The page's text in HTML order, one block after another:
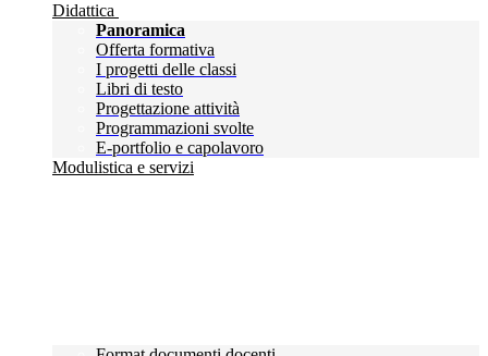
Didattica
Panoramica
Offerta formativa
I progetti delle classi
Libri di testo
Progettazione attività
Programmazioni svolte
E-portfolio e capolavoro
Modulistica e servizi